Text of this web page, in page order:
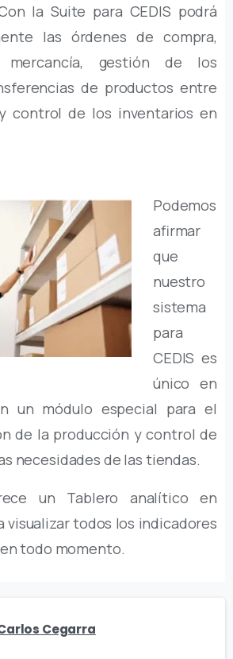
la Suite para CEDIS podrá
las órdenes de compra,
mercancía, gestión de los
de productos entre
control de los inventarios en
Podemos
afirmar
que
nuestro
sistema
para
CEDIS es
único en
un módulo especial para el
de la producción y control de
necesidades de las tiendas.
un Tablero analítico en
visualizar todos los indicadores
todo momento.
Cegarra